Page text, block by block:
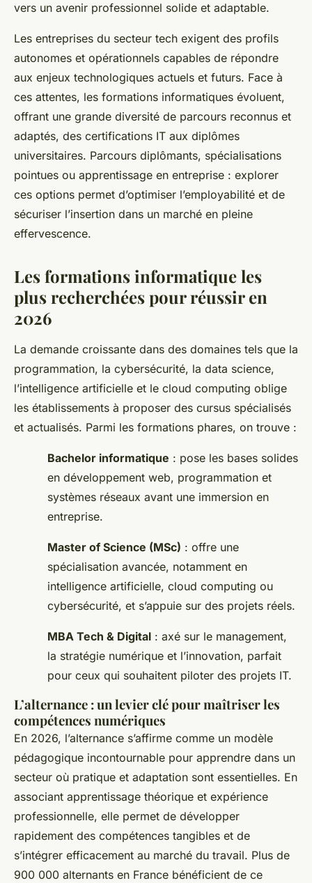
vers un avenir professionnel solide et adaptable.
Les entreprises du secteur tech exigent des profils
autonomes et opérationnels capables de répondre
aux enjeux technologiques actuels et futurs. Face à
ces attentes, les formations informatiques évoluent,
offrant une grande diversité de parcours reconnus et
adaptés, des certifications IT aux diplômes
universitaires. Parcours diplômants, spécialisations
pointues ou apprentissage en entreprise : explorer
ces options permet d’optimiser l’employabilité et de
sécuriser l’insertion dans un marché en pleine
effervescence.
Les formations informatique les
plus recherchées pour réussir en
2026
La demande croissante dans des domaines tels que la
programmation, la cybersécurité, la data science,
l’intelligence artificielle et le cloud computing oblige
les établissements à proposer des cursus spécialisés
et actualisés. Parmi les formations phares, on trouve :
Bachelor informatique : pose les bases solides
en développement web, programmation et
systèmes réseaux avant une immersion en
entreprise.
Master of Science (MSc) : offre une
spécialisation avancée, notamment en
intelligence artificielle, cloud computing ou
cybersécurité, et s’appuie sur des projets réels.
MBA Tech & Digital : axé sur le management,
la stratégie numérique et l’innovation, parfait
pour ceux qui souhaitent piloter des projets IT.
L’alternance : un levier clé pour maîtriser les
compétences numériques
En 2026, l’alternance s’affirme comme un modèle
pédagogique incontournable pour apprendre dans un
secteur où pratique et adaptation sont essentielles. En
associant apprentissage théorique et expérience
professionnelle, elle permet de développer
rapidement des compétences tangibles et de
s’intégrer efficacement au marché du travail. Plus de
900 000 alternants en France bénéficient de ce